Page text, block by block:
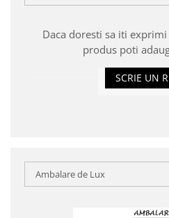
Daca doresti sa iti
produs poti
SCRIE UN
Ambalare de Lux